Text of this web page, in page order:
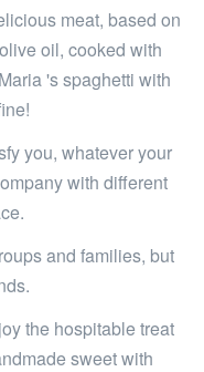
meat, based on
oil, cooked with
's spaghetti with
you, whatever your
with different
and families, but
the hospitable treat
sweet with